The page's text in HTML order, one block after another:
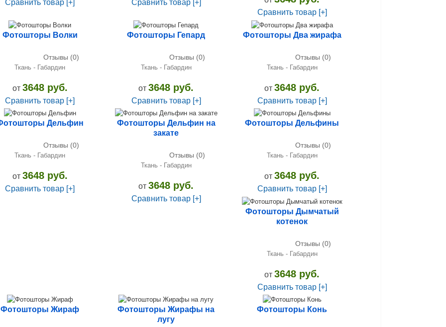
Сравнить товар [+] Сравнить товар [+]
Сравнить товар [+]
Фотошторы Волки
Отзывы (0)
Ткань - Габардин
от 3648 руб.
Сравнить товар [+]
Фотошторы Гепард
Отзывы (0)
Ткань - Габардин
от 3648 руб.
Сравнить товар [+]
Фотошторы Два жирафа
Отзывы (0)
Ткань - Габардин
от3648 руб.
Сравнить товар [+]
Дельфин
Отзывы (0)
Ткань - Габардин
от 3648 руб.
Сравнить товар [+]
Фотошторы Дельфин на
закате
Отзывы (0)
Ткань - Габардин
от 3648 руб.
Сравнить товар [+]
Фотошторы Дельфины
Отзывы (0)
Ткань - Габардин
от3648 руб.
Сравнить товар [+]
Фотошторы Дымчатый
котенок
Отзывы (0)
Ткань - Габардин
от3648 руб.
Сравнить товар [+]
Фотошторы Жираф
Фотошторы Жирафы на
лугу
Фотошторы Конь